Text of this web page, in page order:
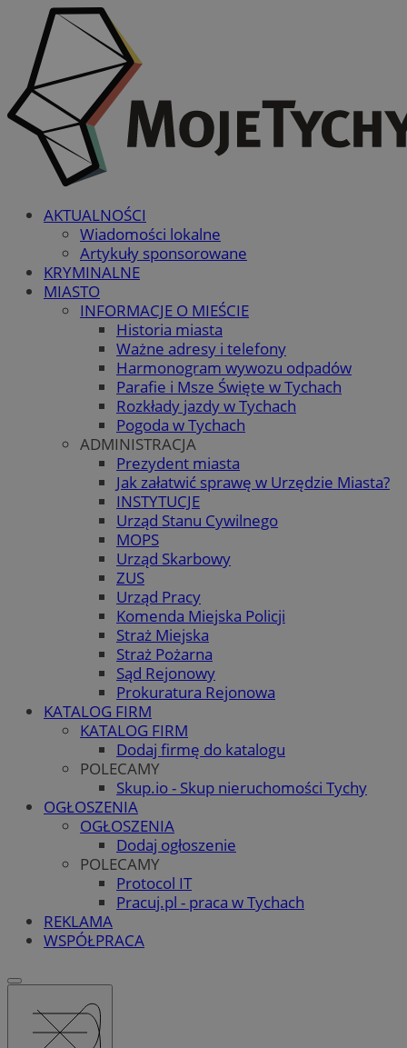
AKTUALNOŚCI
Wiadomości lokalne
Artykuły sponsorowane
KRYMINALNE
MIASTO
INFORMACJE O MIEŚCIE
Historia miasta
Ważne adresy i telefony
Harmonogram wywozu odpadów
Parafie i Msze Święte w Tychach
Rozkłady jazdy w Tychach
Pogoda w Tychach
ADMINISTRACJA
Prezydent miasta
Jak załatwić sprawę w Urzędzie Miasta?
INSTYTUCJE
Urząd Stanu Cywilnego
MOPS
Urząd Skarbowy
ZUS
Urząd Pracy
Komenda Miejska Policji
Straż Miejska
Straż Pożarna
Sąd Rejonowy
Prokuratura Rejonowa
KATALOG FIRM
KATALOG FIRM
Dodaj firmę do katalogu
POLECAMY
Skup.io - Skup nieruchomości Tychy
OGŁOSZENIA
OGŁOSZENIA
Dodaj ogłoszenie
POLECAMY
Protocol IT
Pracuj.pl - praca w Tychach
REKLAMA
WSPÓŁPRACA